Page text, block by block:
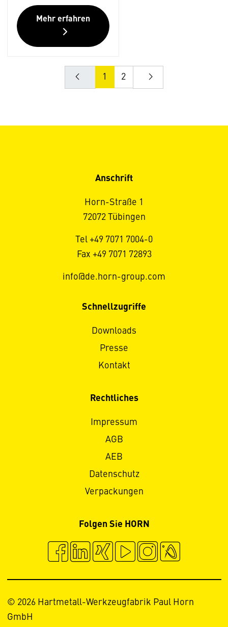
Mehr erfahren
1 2
Anschrift
Horn-Straße 1
72072 Tübingen
Tel +49 7071 7004-0
Fax +49 7071 72893
info@de.horn-group.com
Schnellzugriffe
Downloads
Presse
Kontakt
Rechtliches
Impressum
AGB
AEB
Datenschutz
Verpackungen
Folgen Sie HORN
© 2026 Hartmetall-Werkzeugfabrik Paul Horn
GmbH